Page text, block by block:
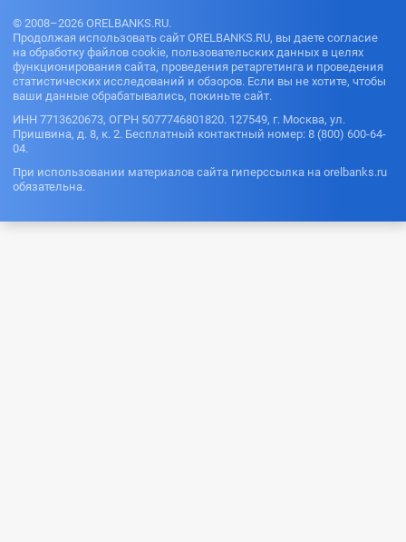
© 2008–2026 ORELBANKS.RU.
Продолжая использовать сайт ORELBANKS.RU, вы даете согласие
на обработку файлов cookie, пользовательских данных в целях
функционирования сайта, проведения ретаргетинга и проведения
статистических исследований и обзоров. Если вы не хотите, чтобы
ваши данные обрабатывались, покиньте сайт.
ИНН 7713620673, ОГРН 5077746801820. 127549, г. Москва, ул.
Пришвина, д. 8, к. 2. Бесплатный контактный номер: 8 (800) 600-64-
04.
При использовании материалов сайта гиперссылка на orelbanks.ru
обязательна.